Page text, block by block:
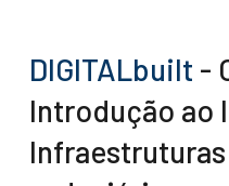
DIGITALbuilt -
Introdução ao